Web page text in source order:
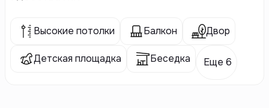
Высокие потолки Балкон Двор
Детская площадка Беседка Еще 6